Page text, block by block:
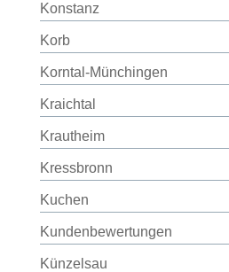
Konstanz
Korb
Korntal-Münchingen
Kraichtal
Krautheim
Kressbronn
Kuchen
Kundenbewertungen
Künzelsau